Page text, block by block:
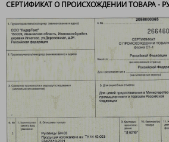
СЕРТИФИКАТ О ПРОИСХОЖДЕНИИ ТОВАРА -